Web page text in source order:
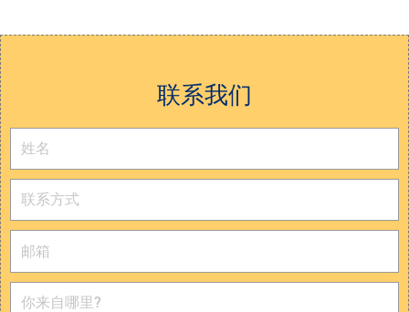
联系我们​